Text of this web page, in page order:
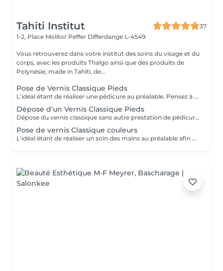
Tahiti Institut
37
1-2, Place Molitor Peffer Differdange L-4549
Vous retrouverez dans votre institut des soins du visage et du
corps, avec les produits Thalgo ainsi que des produits de
Polynésie, made in Tahiti, de...
Pose de Vernis Classique Pieds
L'idéal étant de réaliser une pédicure au préalable. Pensez à prendre des tongs si vous posez un vernis classique sur les pieds. Seule la pose de vernis est inclus dans cette prestation (pas de coupage, limage, retrait des cuticules). Pensez à sélectionner "dépose de vernis classique" si je dois retirer celui que vous portez actuellement.
Dépose d'un Vernis Classique Pieds
Dépose du vernis classique sans autre prestation de pédicure avec dissolvant.
Pose de vernis Classique couleurs
L'idéal étant de réaliser un soin des mains au préalable afin que les ongles soient égaux et que les cuticules soient repoussées. Seule la pose de vernis est inclus dans cette prestation. Pensez à sélectionner "dépose de vernis classique" si je dois retirer votre vernis classique actuel.